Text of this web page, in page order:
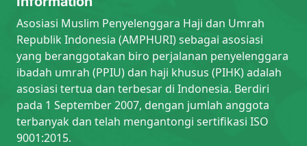
Asosiasi Muslim Penyelenggara Haji dan Umrah
Republik Indonesia (AMPHURI) sebagai asosiasi
yang beranggotakan biro perjalanan penyelenggara
ibadah umrah (PPIU) dan haji khusus (PIHK) adalah
asosiasi tertua dan terbesar di Indonesia. Berdiri
pada 1 September 2007, dengan jumlah anggota
terbanyak dan telah mengantongi sertifikasi ISO
9001:2015.